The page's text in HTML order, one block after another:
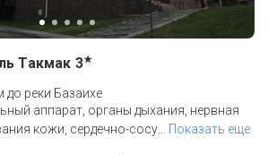
Такмак 3★
до реки Базаихе
аппарат, органы дыхания, нервная
кожи, сердечно-сосу
Показать еще